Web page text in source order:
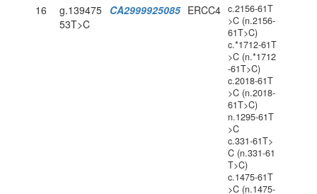
16
g.139475
53T>C
CA2999925085 ERCC4 c.2156-61T
>C (n.2156-
61T>C)
c.*1712-61T
>C (n.*1712
-61T>C)
c.2018-61T
>C (n.2018-
61T>C)
n.1295-61T
>C
c.331-61T>
C (n.331-61
T>C)
c.1475-61T
>C (n.1475-